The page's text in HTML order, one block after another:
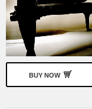
BUY NOW